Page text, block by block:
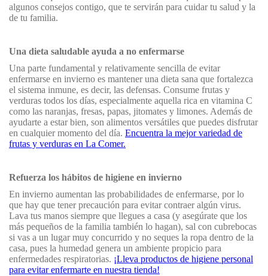
algunos consejos contigo, que te servirán para cuidar tu salud y la
de tu familia.
Una dieta saludable ayuda a no enfermarse
Una parte fundamental y relativamente sencilla de evitar
enfermarse en invierno es mantener una dieta sana que fortalezca
el sistema inmune, es decir, las defensas. Consume frutas y
verduras todos los días, especialmente aquella rica en vitamina C
como las naranjas, fresas, papas, jitomates y limones. Además de
ayudarte a estar bien, son alimentos versátiles que puedes disfrutar
en cualquier momento del día. Encuentra la mejor variedad de
frutas y verduras en La Comer.
Refuerza los hábitos de higiene en invierno
En invierno aumentan las probabilidades de enfermarse, por lo
que hay que tener precaución para evitar contraer algún virus.
Lava tus manos siempre que llegues a casa (y asegúrate que los
más pequeños de la familia también lo hagan), sal con cubrebocas
si vas a un lugar muy concurrido y no seques la ropa dentro de la
casa, pues la humedad genera un ambiente propicio para
enfermedades respiratorias. ¡Lleva productos de higiene personal
para evitar enfermarte en nuestra tienda!